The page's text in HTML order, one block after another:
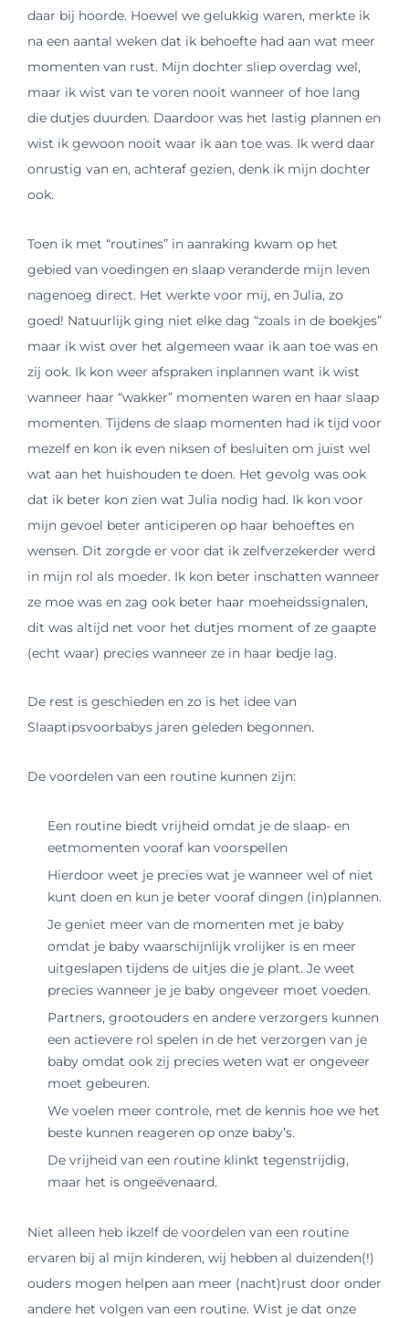
daar bij hoorde. Hoewel we gelukkig waren, merkte ik
na een aantal weken dat ik behoefte had aan wat meer
momenten van rust. Mijn dochter sliep overdag wel,
maar ik wist van te voren nooit wanneer of hoe lang
die dutjes duurden. Daardoor was het lastig plannen en
wist ik gewoon nooit waar ik aan toe was. Ik werd daar
onrustig van en, achteraf gezien, denk ik mijn dochter
ook.
Toen ik met “routines” in aanraking kwam op het
gebied van voedingen en slaap veranderde mijn leven
nagenoeg direct. Het werkte voor mij, en Julia, zo
goed! Natuurlijk ging niet elke dag “zoals in de boekjes”
maar ik wist over het algemeen waar ik aan toe was en
zij ook. Ik kon weer afspraken inplannen want ik wist
wanneer haar “wakker” momenten waren en haar slaap
momenten. Tijdens de slaap momenten had ik tijd voor
mezelf en kon ik even niksen of besluiten om juist wel
wat aan het huishouden te doen. Het gevolg was ook
dat ik beter kon zien wat Julia nodig had. Ik kon voor
mijn gevoel beter anticiperen op haar behoeftes en
wensen. Dit zorgde er voor dat ik zelfverzekerder werd
in mijn rol als moeder. Ik kon beter inschatten wanneer
ze moe was en zag ook beter haar moeheidssignalen,
dit was altijd net voor het dutjes moment of ze gaapte
(echt waar) precies wanneer ze in haar bedje lag.
De rest is geschieden en zo is het idee van
Slaaptipsvoorbabys jaren geleden begonnen.
De voordelen van een routine kunnen zijn:
Een routine biedt vrijheid omdat je de slaap- en
eetmomenten vooraf kan voorspellen
Hierdoor weet je precies wat je wanneer wel of niet
kunt doen en kun je beter vooraf dingen (in)plannen.
Je geniet meer van de momenten met je baby
omdat je baby waarschijnlijk vrolijker is en meer
uitgeslapen tijdens de uitjes die je plant. Je weet
precies wanneer je je baby ongeveer moet voeden.
Partners, grootouders en andere verzorgers kunnen
een actievere rol spelen in de het verzorgen van je
baby omdat ook zij precies weten wat er ongeveer
moet gebeuren.
We voelen meer controle, met de kennis hoe we het
beste kunnen reageren op onze baby’s.
De vrijheid van een routine klinkt tegenstrijdig,
maar het is ongeëvenaard.
Niet alleen heb ikzelf de voordelen van een routine
ervaren bij al mijn kinderen, wij hebben al duizenden(!)
ouders mogen helpen aan meer (nacht)rust door onder
andere het volgen van een routine. Wist je dat onze